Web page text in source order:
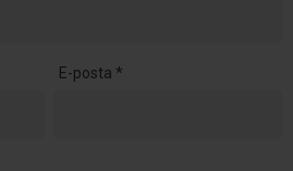
E-posta *